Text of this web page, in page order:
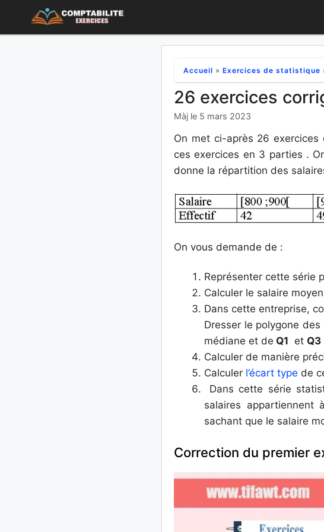
contenu
Accueil » Exercices de statistique
26 exercices
Màj le 5 mars 2023
On met ci-après 26
ces exercices en 3 parties .
donne la répartition des
On vous demande de :
Représenter cette série
Calculer le salaire
Dans cette entreprise,
Dresser le polygone
médiane et de Q1 et Q3
Calculer de manière
Calculer l’écart type de
Dans cette série
salaires appartiennent
sachant que le salaire
Correction du premier